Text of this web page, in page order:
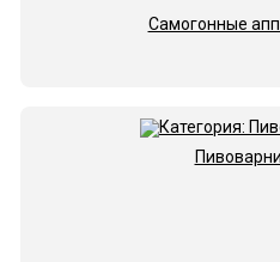
Самогонные
Пивоварни